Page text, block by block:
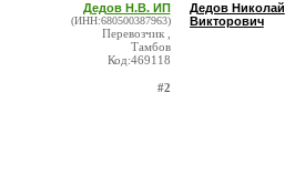
Дедов Н.В. ИП
(ИНН:680500387963)
Перевозчик ,
Тамбов
Код:469118
#2
Дедов Николай
Викторович